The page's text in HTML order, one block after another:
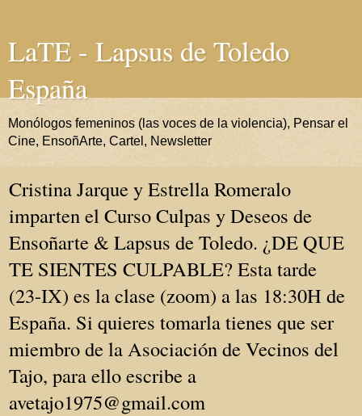
LaTE - Lapsus de Toledo
España
Monólogos femeninos (las voces de la violencia), Pensar el
Cine, EnsoñArte, Cartel, Newsletter
Cristina Jarque y Estrella Romeralo
imparten el Curso Culpas y Deseos de
Ensoñarte & Lapsus de Toledo. ¿DE QUE
TE SIENTES CULPABLE? Esta tarde
(23-IX) es la clase (zoom) a las 18:30H de
España. Si quieres tomarla tienes que ser
miembro de la Asociación de Vecinos del
Tajo, para ello escribe a
avetajo1975@gmail.com